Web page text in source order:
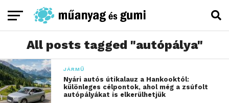
All posts tagged "autópálya"
JÁRMŰ
Nyári autós útikalauz a Hankooktól:
különleges célpontok, ahol még a zsúfolt
autópályákat is elkerülhetjük